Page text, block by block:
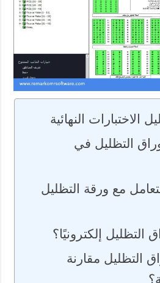
الاختبارات النهائية
التظليل في
مع ورقة التظليل
إلكترونيًا؟
التظليل مقارنة